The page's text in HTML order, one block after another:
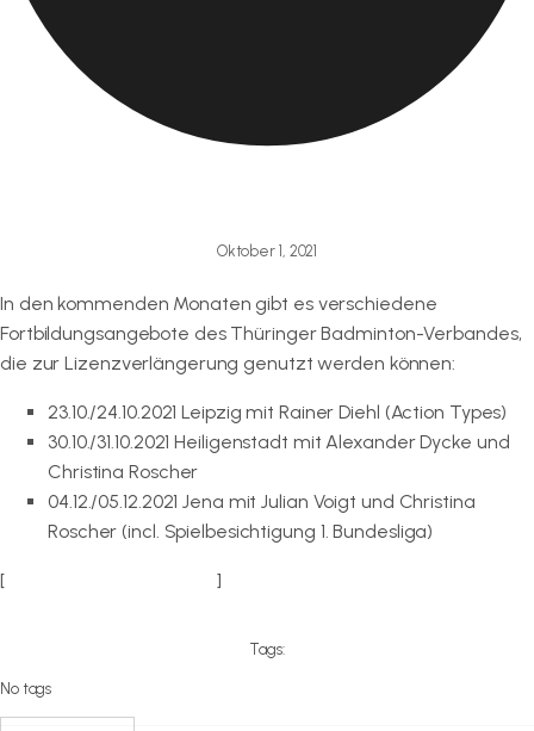
Oktober 1, 2021
In den kommenden Monaten gibt es verschiedene
Fortbildungsangebote des Thüringer Badminton-Verbandes,
die zur Lizenzverlängerung genutzt werden können:
23.10./24.10.2021 Leipzig mit Rainer Diehl (Action Types)
30.10./31.10.2021 Heiligenstadt mit Alexander Dycke und
Christina Roscher
04.12./05.12.2021 Jena mit Julian Voigt und Christina
Roscher (incl. Spielbesichtigung 1. Bundesliga)
[zu den Ausschreibungen ]
Tags:
No tags